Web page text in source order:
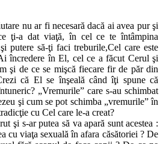
nu ar fi necesară dacă ai avea pur şi
ţi-a dat viaţă, în cel ce te întâmpina
putere să-ţi faci treburile,Cel care este
încredere în El, cel ce a făcut Cerul şi
şi de ce se mişcă fiecare fir de păr din
că El se înşeală când îţi spune că
„Vremurile” care s-au schimbat
şi cum se pot schimba „vremurile” în
cu Cel care le-a creat?
şi s-ar putea să va apară sunt acestea :
cu viaţa sexuală în afara căsătoriei ? De